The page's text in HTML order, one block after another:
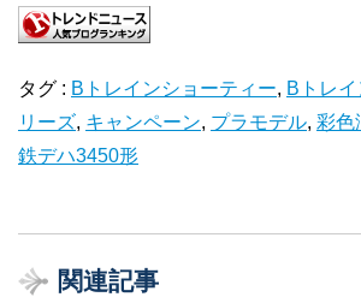
タグ : Bトレインショーティー, Bトレ
リーズ, キャンペーン, プラモデル, 彩色
鉄デハ3450形
関連記事